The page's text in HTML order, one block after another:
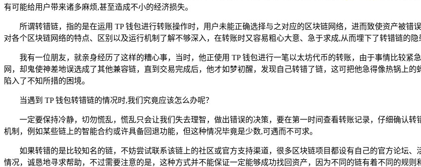
有可能给用户带来诸多麻烦,甚至造成不小的经济损失。
所谓转错链，指的是在运用 TP 钱包进行转账操作时，用户未能正确选择与之对应的区块链网络，进而致使资产被
对各个区块链网络的特点、区别以及运行机制了解不够深入，在转账时又容易粗心大意、急于求成,从而埋下了转错链的隐
我有一位朋友，就亲身经历了这样的糟心事，当时，他正使用 TP 钱包进行一笔以太坊代币的转账，由于事情比较紧
网，却鬼使神差地误选成了其他兼容链，直到交易完成后，他才如梦初醒，发现自己转错了链，这可把他急得像热锅上
陷入了不知所措的困境。
当遇到 TP 钱包转错链的情况时,我们究竟应该怎么办呢？
一定要保持冷静，切勿慌乱，慌乱只会让我们失去理智，做出错误的决策，要在第一时间查看转账记录，仔细确认
机制，例如某些链上的智能合约或许具备回退功能，但这种情况毕竟是少数,可遇而不可求。
如果转错的是比较知名的链，不妨尝试联系该链上的社区或官方支持渠道，很多区块链项目都设有自己的官方论坛
情况，诚恳地寻求帮助，不过需要注意的是，这种方式并不能保证一定能够成功找回资产，因为不同的链有着不同的规则